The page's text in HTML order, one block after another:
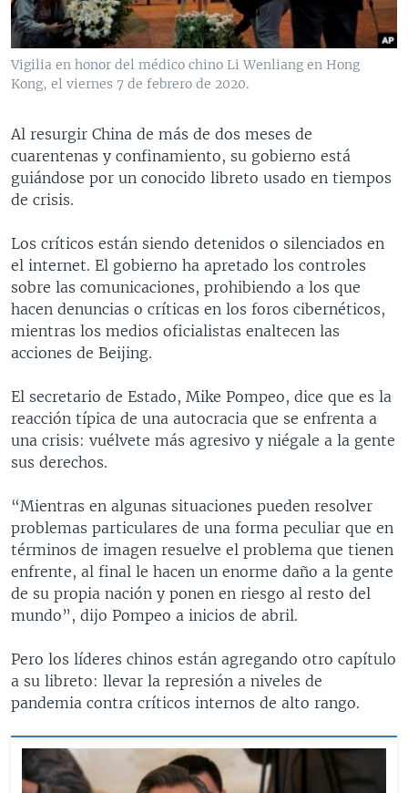
VENEZUELA
BRASIL
NICARAGUA
ECONOMÍA
ENTRETENIMIENTO Y CULTURA
TECNOLOGÍA
CIENCIA Y SALUD
MULTIMEDIA
VIDEOS
FOTOGRAFÍA
PROGRAMAS TV
EL MUNDO AL DÍA
VISIÓN 360
LAS CLAVES
RADIO
AUDIONOTICIAS
BUENOS DÍAS AMÉRICA
EL MUNDO AL DÍA [RADIO]
FORO [RADIO]
DEPORTIVO INTERNACIONAL
NOTA ECONÓMICA
DOCUMENTALES DE LA VOA
Learning English
SÍGANOS
Idiomas
Vigilia en honor del médico chino Li Wenliang en Hong
Kong, el viernes 7 de febrero de 2020.
Al resurgir China de más de dos meses de
cuarentenas y confinamiento, su gobierno está
guiándose por un conocido libreto usado en tiempos
de crisis.
Los críticos están siendo detenidos o silenciados en
el internet. El gobierno ha apretado los controles
sobre las comunicaciones, prohibiendo a los que
hacen denuncias o críticas en los foros cibernéticos,
mientras los medios oficialistas enaltecen las
acciones de Beijing.
El secretario de Estado, Mike Pompeo, dice que es la
reacción típica de una autocracia que se enfrenta a
una crisis: vuélvete más agresivo y niégale a la gente
sus derechos.
“Mientras en algunas situaciones pueden resolver
problemas particulares de una forma peculiar que en
términos de imagen resuelve el problema que tienen
enfrente, al final le hacen un enorme daño a la gente
de su propia nación y ponen en riesgo al resto del
mundo”, dijo Pompeo a inicios de abril.
Pero los líderes chinos están agregando otro capítulo
a su libreto: llevar la represión a niveles de
pandemia contra críticos internos de alto rango.